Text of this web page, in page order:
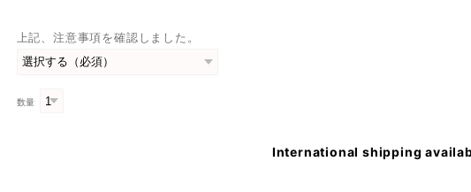
上記、注意事項を確認しました。
数量
International shipping